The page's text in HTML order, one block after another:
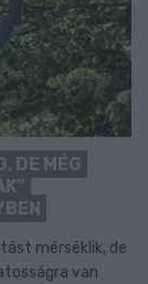
DE MÉG
mérséklik, de
van